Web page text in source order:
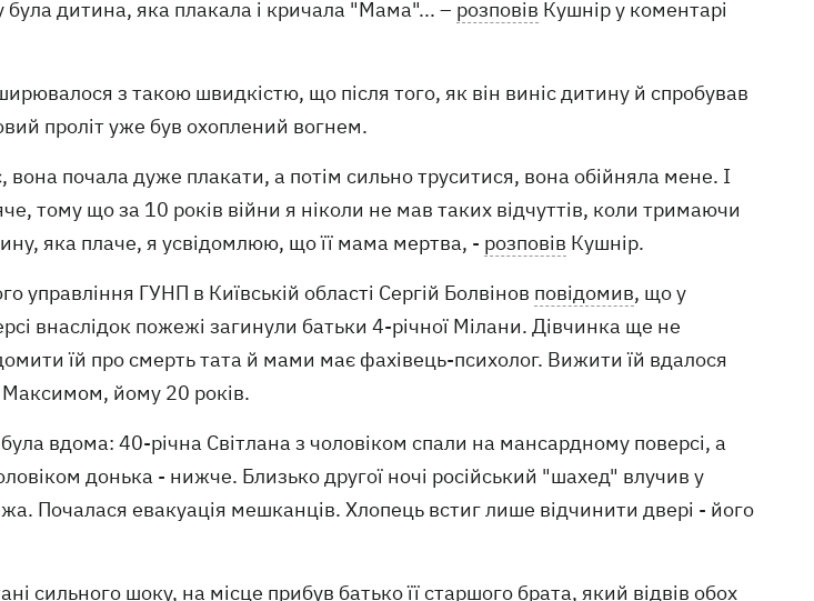
була дитина, яка плакала і кричала "Мама"... – розповів Кушнір у коментарі
з такою швидкістю, що після того, як він виніс дитину й спробував
проліт уже був охоплений вогнем.
вона почала дуже плакати, а потім сильно труситися, вона обійняла мене. І
тому що за 10 років війни я ніколи не мав таких відчуттів, коли тримаючи
яка плаче, я усвідомлюю, що її мама мертва, - розповів Кушнір.
управління ГУНП в Київській області Сергій Болвінов повідомив, що у
внаслідок пожежі загинули батьки 4-річної Мілани. Дівчинка ще не
їй про смерть тата й мами має фахівець-психолог. Вижити їй вдалося
йому 20 років.
вдома: 40-річна Світлана з чоловіком спали на мансардному поверсі, а
донька - нижче. Близько другої ночі російський "шахед" влучив у
Почалася евакуація мешканців. Хлопець встиг лише відчинити двері - його
сильного шоку, на місце прибув батько її старшого брата, який відвів обох